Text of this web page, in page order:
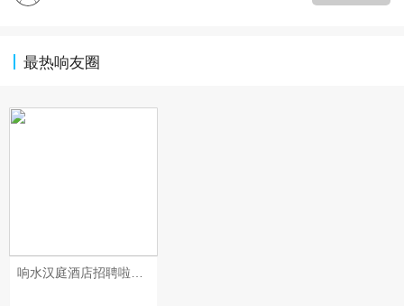
最热响友圈
响水汉庭酒店招聘啦，现招聘❗️❗️前台服务员❗️❗️一名！待遇优厚，年终奖励，法定节假日3倍加班补助，缴纳保险，还有带薪年假 ，节日福利，免费提供工作餐，有无经验均可，提供一对一培训，有意者可联系 朱店18762500365面试地址：响水县黄海路76号财富广场！